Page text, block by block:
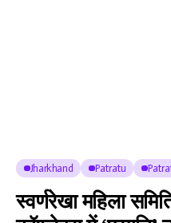
Jharkhand Patratu
स्वर्णरेखा महिला